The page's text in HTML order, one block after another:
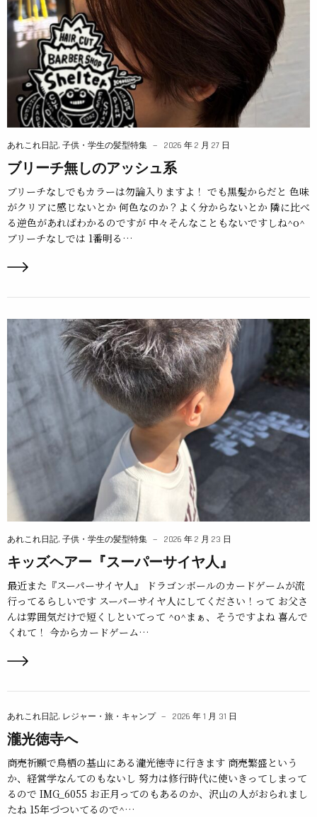
あれこれ日記, 子供・学生の髪型特集 2026 年 2 月 27 日
ブリーチ無しのアッシュ系
ブリーチなしでもカラーは勿論入りますよ！ でも黒髪からだと 色味
がクリアに感じないとか 何色なのか？よく分からないとか 隣に比べ
る逆色があればわかるのですが 中々そんなこともないですしね^o^
ブリーチなしでは 1番明る…
あれこれ日記, 子供・学生の髪型特集 2026 年 2 月 23 日
キッズヘアー『スーパーサイヤ人』
最近また『スーパーサイヤ人』 ドラゴンボールのカードゲームが流
行ってるらしいです スーパーサイヤ人にしてください！って お父さ
んは雰囲気だけで短くしといてって ^o^まぁ、そうですよね 喜んで
くれて！ 今からカードゲーム…
あれこれ日記, レジャー・旅・キャンプ 2026 年 1 月 31 日
瀧光徳寺へ
商売祈願で鳥栖の基山にある瀧光徳寺に行きます 商売繁盛という
か、経営学なんてのもないし 努力は修行時代に使いきってしまって
るので IMG_6055 お正月ってのもあるのか、沢山の人がおられまし
たね 15年づついてるので^…